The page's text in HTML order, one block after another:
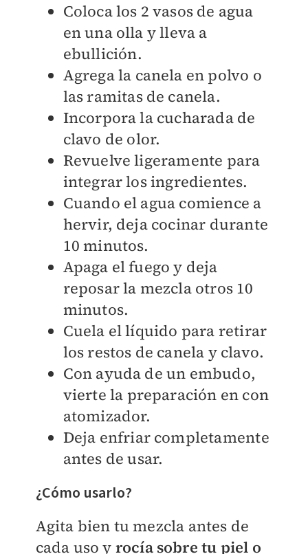
Coloca los 2 vasos de agua
en una olla y lleva a
ebullición.
Agrega la canela en polvo o
las ramitas de canela.
Incorpora la cucharada de
clavo de olor.
Revuelve ligeramente para
integrar los ingredientes.
Cuando el agua comience a
hervir, deja cocinar durante
10 minutos.
Apaga el fuego y deja
reposar la mezcla otros 10
minutos.
Cuela el líquido para retirar
los restos de canela y clavo.
Con ayuda de un embudo,
vierte la preparación en con
atomizador.
Deja enfriar completamente
antes de usar.
¿Cómo usarlo?
Agita bien tu mezcla antes de
cada uso y rocía sobre tu piel o